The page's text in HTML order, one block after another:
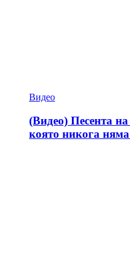
Видео
(Видео) Песента на
която никога